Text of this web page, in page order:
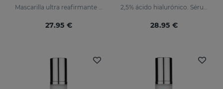
27.95 € 28.95 €